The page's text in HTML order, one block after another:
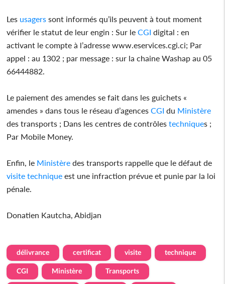
Les usagers sont informés qu’ils peuvent à tout moment
vérifier le statut de leur engin : Sur leCGI digital : en
activant le compte à l’adresse www.eservices.cgi.ci; Par
appel : au 1302 ; par message : sur la chaine Washap au 05
66444882.
Le paiement des amendes se fait dans les guichets «
amendes » dans tous le réseau d’agencesCGI du Ministère
des transports ; Dans les centres de contrôlestechniques ;
Par Mobile Money.
Enfin, le Ministère des transports rappelle que le défaut de
visite technique est une infraction prévue et punie par la loi
pénale.
Donatien Kautcha, Abidjan
délivrance certificat visite technique
CGI Ministère Transports